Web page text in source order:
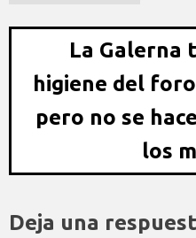
La Galerna
higiene del
pero no se
los
Deja una